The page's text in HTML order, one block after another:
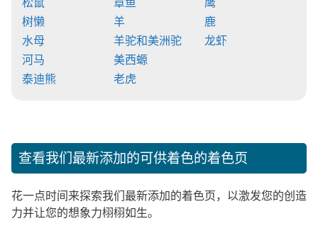
树懒
水母
河马
泰迪熊
羊
羊驼和美洲驼
美西螈
老虎
鹿
龙虾
查看我们最新添加的可供着色的着色页
花一点时间来探索我们最新添加的着色页，以激发您的创造
力并让您的想象力栩栩如生。